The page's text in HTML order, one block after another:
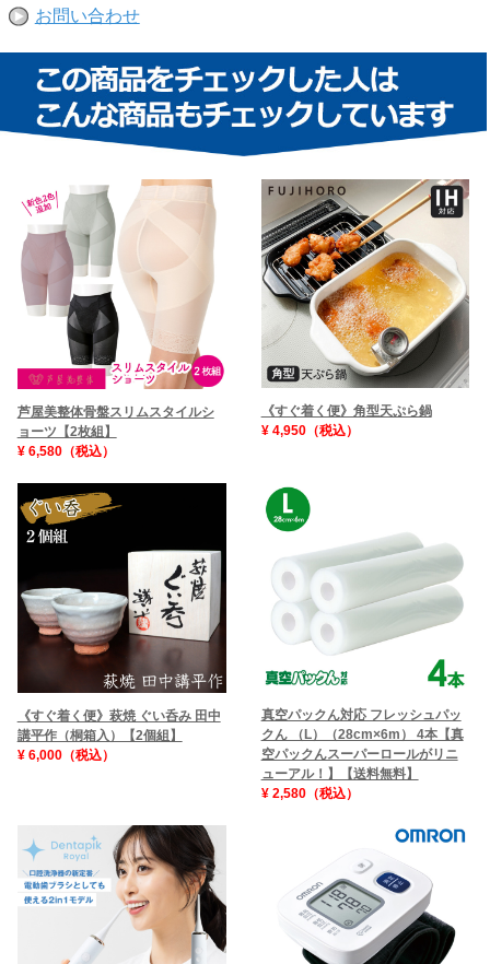
お問い合わせ
芦屋美整体骨盤スリムスタイルシ
ョーツ【2枚組】
¥ 6,580（税込）
《すぐ着く便》角型天ぷら鍋
¥ 4,950（税込）
《すぐ着く便》萩焼 ぐい呑み 田中
講平作（桐箱入）【2個組】
¥ 6,000（税込）
真空パックん対応 フレッシュパッ
クん （L）（28cm×6m） 4本【真
空パックんスーパーロールがリニ
ューアル！】【送料無料】
¥ 2,580（税込）